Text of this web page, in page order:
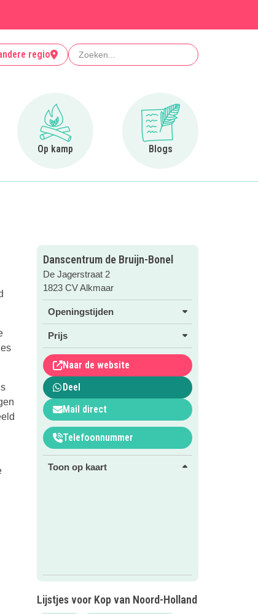
regio Zoeken
Op kamp
Ga naar Op kamp
Blogs
Ga naar Blogs
Danscentrum de Bruijn-Bonel
De Jagerstraat 2
1823 CV Alkmaar
Openingstijden
Prijs
Naar de website
Deel
Mail direct
Telefoonnummer
Toon op kaart
Lijstjes voor Kop van Noord-Holland